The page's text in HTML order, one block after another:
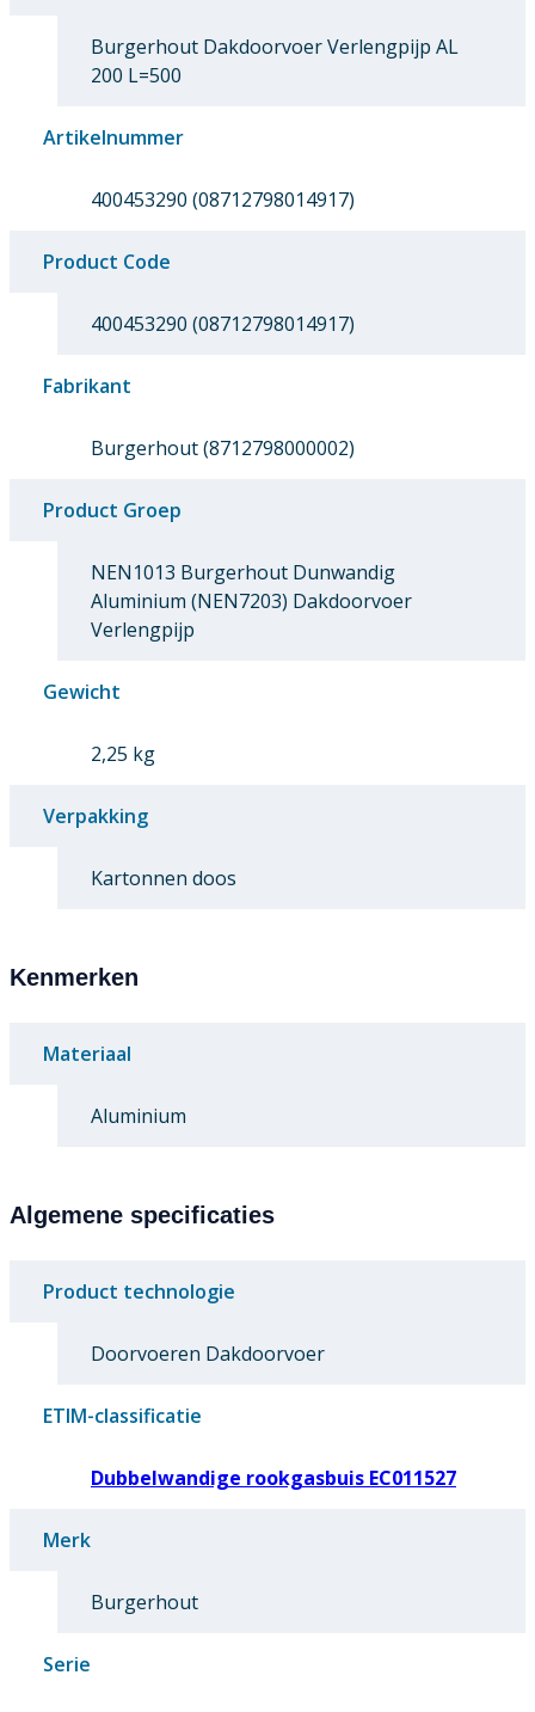
Burgerhout Dakdoorvoer Verlengpijp AL
200 L=500
Artikelnummer
400453290 (08712798014917)
Product Code
400453290 (08712798014917)
Fabrikant
Burgerhout (8712798000002)
Product Groep
NEN1013 Burgerhout Dunwandig
Aluminium (NEN7203) Dakdoorvoer
Verlengpijp
Gewicht
2,25 kg
Verpakking
Kartonnen doos
Kenmerken
Materiaal
Aluminium
Algemene specificaties
Product technologie
Doorvoeren Dakdoorvoer
ETIM-classificatie
Dubbelwandige rookgasbuis EC011527
Merk
Burgerhout
Serie